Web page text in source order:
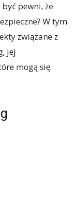
pewni, że
W tym
związane z
jej
mogą się